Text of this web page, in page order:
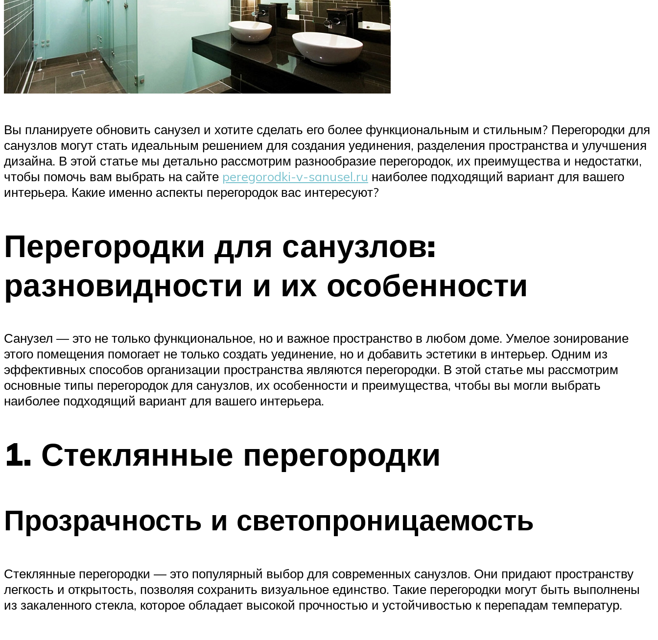
Вы планируете обновить санузел и хотите сделать его более функциональным и стильным? Перегородки для
санузлов могут стать идеальным решением для создания уединения, разделения пространства и улучшения
дизайна. В этой статье мы детально рассмотрим разнообразие перегородок, их преимущества и недостатки,
чтобы помочь вам выбрать на сайте peregorodki-v-sanusel.ru наиболее подходящий вариант для вашего
интерьера. Какие именно аспекты перегородок вас интересуют?
Перегородки для санузлов:
разновидности и их особенности
Санузел — это не только функциональное, но и важное пространство в любом доме. Умелое зонирование
этого помещения помогает не только создать уединение, но и добавить эстетики в интерьер. Одним из
эффективных способов организации пространства являются перегородки. В этой статье мы рассмотрим
основные типы перегородок для санузлов, их особенности и преимущества, чтобы вы могли выбрать
наиболее подходящий вариант для вашего интерьера.
1. Стеклянные перегородки
Прозрачность и светопроницаемость
Стеклянные перегородки — это популярный выбор для современных санузлов. Они придают пространству
легкость и открытость, позволяя сохранить визуальное единство. Такие перегородки могут быть выполнены
из закаленного стекла, которое обладает высокой прочностью и устойчивостью к перепадам температур.